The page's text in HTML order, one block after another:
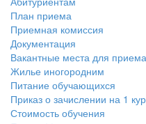
План приема
Приемная комиссия
Документация
Вакантные места для приема
Жилье иногородним
Питание обучающихся
Приказ о зачислении на 1
Стоимость обучения